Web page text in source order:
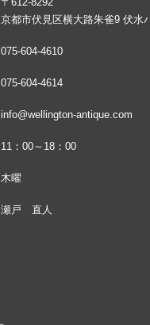
京都市伏見区横大路朱雀9 伏水
075-604-4610
075-604-4614
info@wellington-antique.com
11：00～18：00
木曜
瀬戸 直人